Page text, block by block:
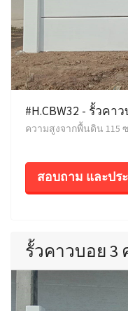
#H.CBW32 - รั้วค
ความสูงจากพื้นดิน 115
สอบถาม และปร
รั้วคาวบอย 3